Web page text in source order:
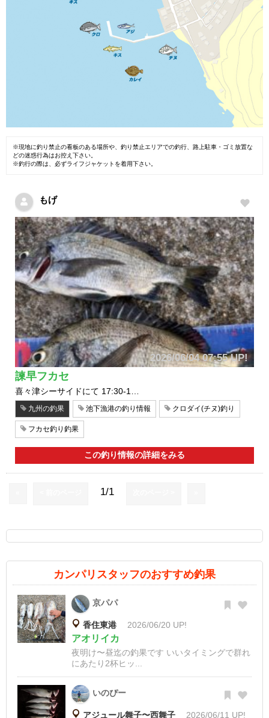
※現地に釣り禁止の看板のある場所や、釣り禁止エリアでの釣行、路上駐車・ゴミ放置な
どの迷惑行為はお控え下さい。
※釣行の際は、必ずライフジャケットを着用下さい。
もげ
2026/06/04 07:55 UP!
諫早フカセ
喜々津シーサイドにて 17:30-1…
九州の釣果 池下漁港の釣り情報 クロダイ(チヌ)釣り
フカセ釣り釣果
この釣り情報の詳細をみる
1/1
カンパリスタッフのおすすめ釣果
京パパ
香住東港 2026/06/20 UP!
アオリイカ
夜明け〜昼迄の釣果です いいタイミングで群れ
にあたり2杯ヒッ...
いのぴー
アジュール舞子〜西舞子 2026/06/11 UP!